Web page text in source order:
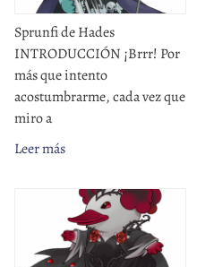
Sprunfi de Hades
INTRODUCCIÓN ¡Brrr! Por
más que intento
acostumbrarme, cada vez que
miro a
Leer más